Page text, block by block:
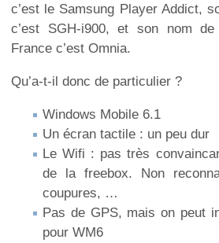
c’est le Samsung Player Addict,
c’est SGH-i900, et son nom de
France c’est Omnia.
Qu’a-t-il donc de particulier ?
Windows Mobile 6.1
Un écran tactile : un peu dur
Le Wifi : pas très
de la freebox. Non
coupures, …
Pas de GPS, mais on peut
pour WM6